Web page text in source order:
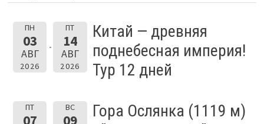
ПН
03
АВГ
2026
ПТ
14
АВГ
2026
Китай — древняя
поднебесная империя!
Тур 12 дней
ПТ
07
ВС
09
Гора Ослянка (1119 м)